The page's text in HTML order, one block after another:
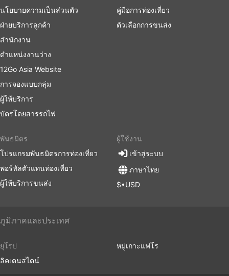
นโยบายความเป็นส่วนตัว
ฝ่ายบริการลูกค้า
สำนักงาน
ตำแหน่งงานว่าง
12Go Asia Website
การจองแบบกลุ่ม
ผู้ให้บริการ
บัตรโดยสารรถไฟ
คู่มือการท่องเที่ยว
ตัวเลือกการขนส่ง
พันธมิตร
โปรแกรมพันธมิตรการท่องเที่ยว
พอร์ทัลตัวแทนท่องเที่ยว
ผู้ให้บริการขนส่ง
ผู้ใช้งาน
เข้าสู่ระบบ
ภาษาไทย
$•USD
ภูมิภาคและประเทศ
ยุโรป
ลิคเตนสไตน์
หมู่เกาะแฟโร